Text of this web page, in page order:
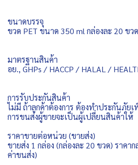
ขนาดบรรจุ
ขวด PET ขนาด 350 ml กล่องละ 20 ขวด
มาตรฐานสินค้า
อย., GHPs / HACCP / HALAL /
การรับประกันสินค้า
ไม่มี ถ้าลูกค้าต้องการ ต้องทำประกันภัย
การขนส่งผู้ขายจะเป็นผู้เปลี่ยนสินค้าให้
ราคาขายต่อหน่วย (ขายส่ง)
ขายส่ง 1 กล่อง (กล่องละ 20 ขวด) ราคา
ค่าขนส่ง)